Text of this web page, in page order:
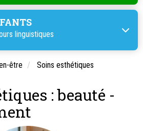
linguistiques
être Soins esthétiques
: beauté -